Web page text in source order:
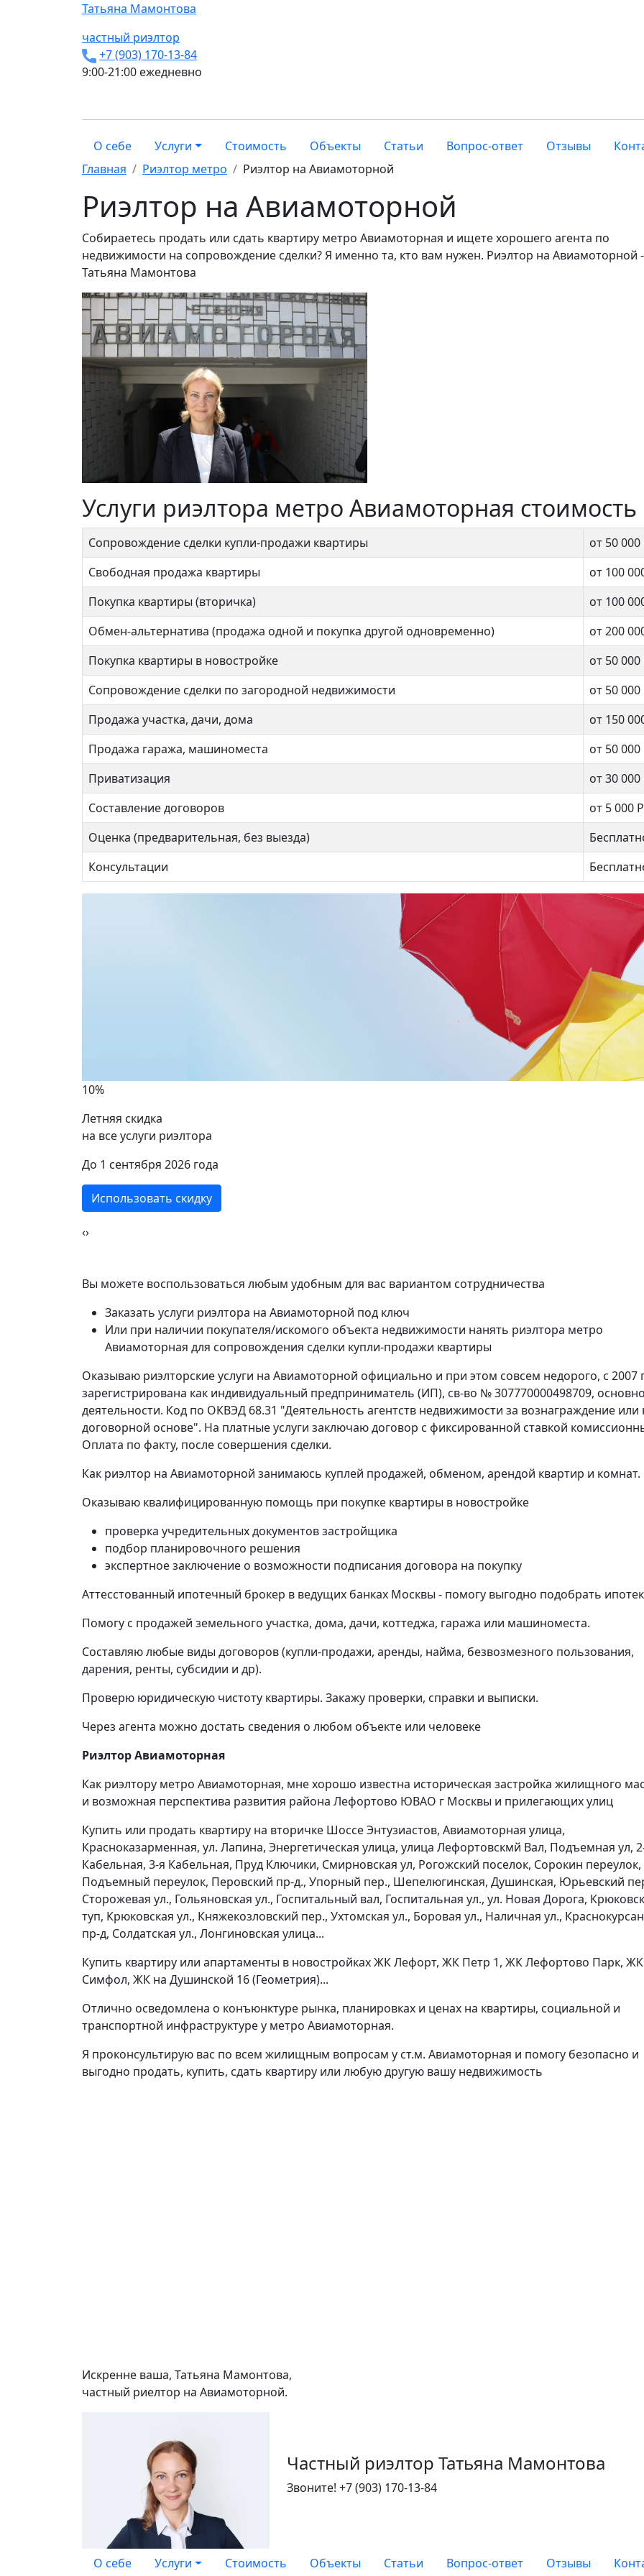
Татьяна Мамонтова
частный риэлтор
+7 (903) 170-13-84
9:00-21:00 ежедневно
О себе Услуги Стоимость Объекты Статьи Вопрос-ответ Отзывы
Главная
Риэлтор метро Риэлтор на Авиамоторной
Риэлтор на Авиамоторной
Собираетесь продать или сдать квартиру метро Авиамоторная и ищете хорошего агента по
недвижимости на сопровождение сделки? Я именно та, кто вам нужен. Риэлтор на Авиамоторной -
Татьяна Мамонтова
Услуги риэлтора метро Авиамоторная стоимость
Сопровождение сделки купли-продажи квартиры
от 50 000
Свободная продажа квартиры
от 100
Покупка квартиры (вторичка)
от 100
Обмен-альтернатива (продажа одной и покупка другой одновременно)
от 200
Покупка квартиры в новостройке
от 50 000
Сопровождение сделки по загородной недвижимости
от 50 000
Продажа участка, дачи, дома
от 150
Продажа гаража, машиноместа
от 50 000
Приватизация
от 30 000
Составление договоров
от 5 000 Р
Оценка (предварительная, без выезда)
Консультации
10%
Летняя скидка
на все услуги риэлтора
До 1 сентября 2026 года
Использовать скидку
‹›
Вы можете воспользоваться любым удобным для вас вариантом сотрудничества
Заказать услуги риэлтора на Авиамоторной под ключ
Или при наличии покупателя/искомого объекта недвижимости нанять риэлтора метро
Авиамоторная для сопровождения сделки купли-продажи квартиры
Оказываю риэлторские услуги на Авиамоторной официально и при этом совсем недорого, с 2007
зарегистрирована как индивидуальный предприниматель (ИП), св-во № 307770000498709,
деятельности. Код по ОКВЭД 68.31 "Деятельность агентств недвижимости за вознаграждение или
договорной основе". На платные услуги заключаю договор с фиксированной ставкой
Оплата по факту, после совершения сделки.
Как риэлтор на Авиамоторной занимаюсь куплей продажей, обменом, арендой квартир и комнат.
Оказываю квалифицированную помощь при покупке квартиры в новостройке
проверка учредительных документов застройщика
подбор планировочного решения
экспертное заключение о возможности подписания договора на покупку
Аттесстованный ипотечный брокер в ведущих банках Москвы - помогу выгодно подобрать
Помогу с продажей земельного участка, дома, дачи, коттеджа, гаража или машиноместа.
Составляю любые виды договоров (купли-продажи, аренды, найма, безвозмезного пользования,
дарения, ренты, субсидии и др).
Проверю юридическую чистоту квартиры. Закажу проверки, справки и выписки.
Через агента можно достать сведения о любом объекте или человеке
Риэлтор Авиамоторная
Как риэлтору метро Авиамоторная, мне хорошо известна историческая застройка жилищного
и возможная перспектива развития района Лефортово ЮВАО г Москвы и прилегающих улиц
Купить или продать квартиру на вторичке Шоссе Энтузиастов, Авиамоторная улица,
Красноказарменная, ул. Лапина, Энергетическая улица, улица Лефортовскмй Вал, Подъемная ул,
Кабельная, 3-я Кабельная, Пруд Ключики, Смирновская ул, Рогожский поселок, Сорокин переулок,
Подъемный переулок, Перовский пр-д., Упорный пер., Шепелюгинская, Душинская, Юрьевский
Сторожевая ул., Гольяновская ул., Госпитальный вал, Госпитальная ул., ул. Новая Дорога,
туп, Крюковская ул., Княжекозловский пер., Ухтомская ул., Боровая ул., Наличная ул.,
пр-д, Солдатская ул., Лонгиновская улица...
Купить квартиру или апартаменты в новостройках ЖК Лефорт, ЖК Петр 1, ЖК Лефортово Парк, ЖК
Симфол, ЖК на Душинской 16 (Геометрия)...
Отлично осведомлена о конъюнктуре рынка, планировках и ценах на квартиры, социальной и
транспортной инфраструктуре у метро Авиамоторная.
Я проконсультирую вас по всем жилищным вопросам у ст.м. Авиамоторная и помогу безопасно и
выгодно продать, купить, сдать квартиру или любую другую вашу недвижимость
Искренне ваша, Татьяна Мамонтова,
частный риелтор на Авиамоторной.
12 500 000 ₽
53 кв.м.
15 999 990 ₽ 9 200 000 ₽
Кузьминки
2 комнат
Частный риэлтор Татьяна Мамонтова
Звоните! +7 (903) 170-13-84
О себе Услуги Стоимость Объекты Статьи Вопрос-ответ Отзывы